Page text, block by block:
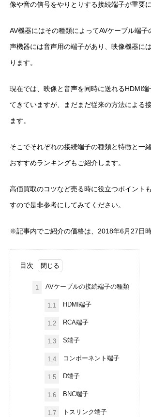
像や音の信号をやりとりする接続端子が重要に
AV機器にはその種類によってAVケーブル端子
声機器には音声用の端子があり、映像機器に
ります。
現在では、映像と音声を同時に送れるHDMI端
てきていますが、まだまだ従来の方法による
ます。
そこでそれぞれの接続端子の種類と特徴と一
おすすめランキングもご紹介します。
高価買取のコツなど売る時に役立つポイント
すので是非参考にしてみてください。
※記事内でご紹介の価格は、2018年6月27日時
目次
1 AVケーブルの接続端子の種類
1.1 HDMI端子
1.2 RCA端子
1.3 S端子
1.4 コンポーネント端子
1.5 D端子
1.6 BNC端子
1.7 トスリンク端子